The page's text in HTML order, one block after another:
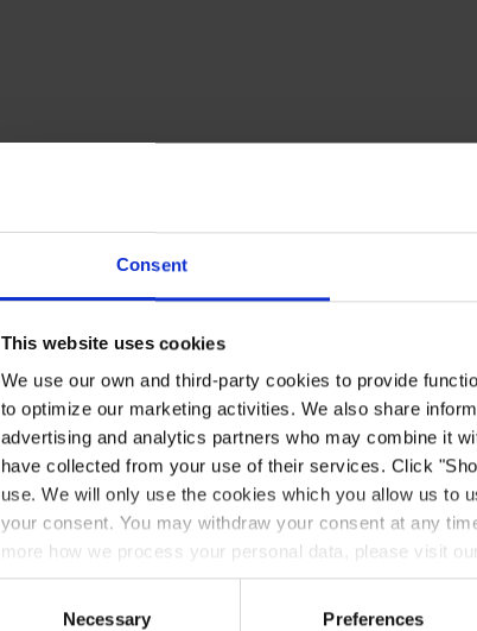
Consent
This website uses cookies
We use our own and third-party cookies to provide
to optimize our marketing activities. We also share
advertising and analytics partners who may combine it
have collected from your use of their services. Click
use. We will only use the cookies which you allow us to
your consent. You may withdraw your consent at any
more how we process your personal data, please visit our
Necessary Preferences